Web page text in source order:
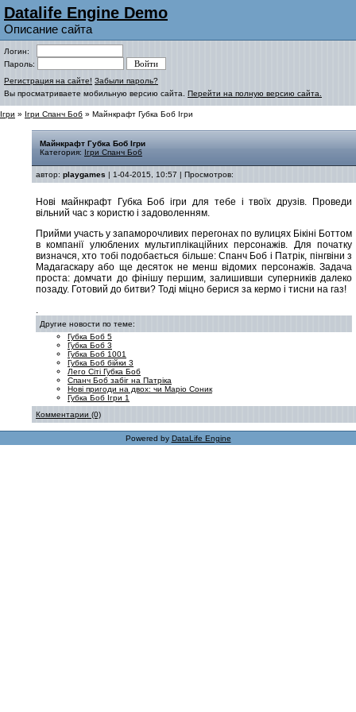
Datalife Engine Demo
Описание сайта
Логин:
Пароль:
Регистрация на сайте! Забыли пароль?
Вы просматриваете мобильную версию сайта. Перейти на полную версию сайта.
Ігри » Ігри Спанч Боб » Майнкрафт Губка Боб Ігри
Майнкрафт Губка Боб Ігри
Категория: Ігри Спанч Боб
автор: playgames | 1-04-2015, 10:57 | Просмотров:
Нові майнкрафт Губка Боб ігри для тебе і твоїх друзів. Проведи
вільний час з користю і задоволенням.
Прийми участь у запаморочливих перегонах по вулицях Бікіні Боттом
в компанії улюблених мультиплікаційних персонажів. Для початку
визначся, хто тобі подобається більше: Спанч Боб і Патрік, пінгвіни з
Мадагаскару або ще десяток не менш відомих персонажів. Задача
проста: домчати до фінішу першим, залишивши суперників далеко
позаду. Готовий до битви? Тоді міцно берися за кермо і тисни на газ!
.
Другие новости по теме:
Губка Боб 5
Губка Боб 3
Губка Боб 1001
Губка Боб бійки 3
Лего Сіті Губка Боб
Спанч Боб забіг на Патріка
Нові пригоди на двох: чи Маріо Соник
Губка Боб Ігри 1
Комментарии (0)
Powered by DataLife Engine